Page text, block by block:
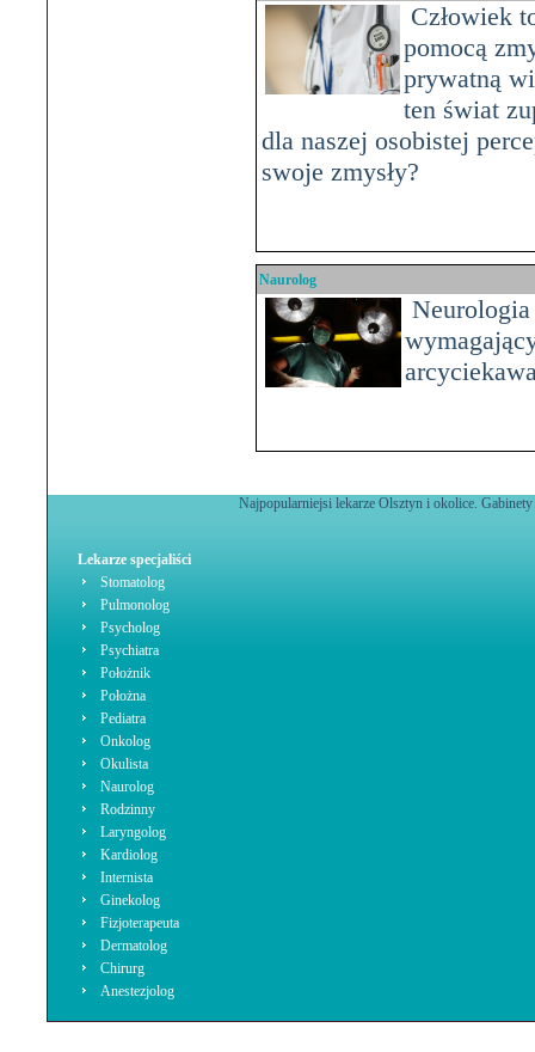
Człowiek
pomocą
prywatną
ten świat
dla naszej osobistej
swoje zmysły?
Naurolog
Najpopularniejsi lekarze Olsztyn i okolice.
Lekarze specjaliści
Stomatolog
Pulmonolog
Psycholog
Psychiatra
Położnik
Położna
Pediatra
Onkolog
Okulista
Naurolog
Rodzinny
Laryngolog
Kardiolog
Internista
Ginekolog
Fizjoterapeuta
Dermatolog
Chirurg
Anestezjolog